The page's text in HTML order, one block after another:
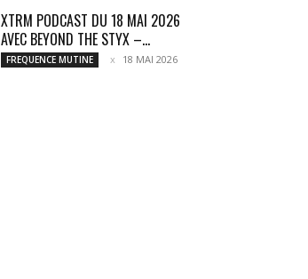
XTRM PODCAST DU 18 MAI 2026
AVEC BEYOND THE STYX –...
FREQUENCE MUTINE 18 MAI 2026